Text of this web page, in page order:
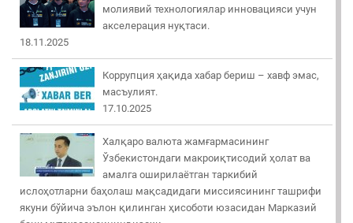
молиявий технологиялар инновацияси учун
акселерация нуқтаси.
18.11.2025
Коррупция ҳақида хабар бериш – хавф эмас,
масъулият.
17.10.2025
Халқаро валюта жамғармасининг
Ўзбекистондаги макроиқтисодий ҳолат ва
амалга оширилаётган таркибий
ислоҳотларни баҳолаш мақсадидаги миссиясининг ташрифи
якуни бўйича эълон қилинган ҳисоботи юзасидан Марказий